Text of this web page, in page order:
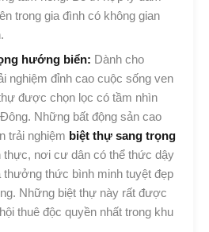
trong gia đình có không gian
hướng biển: Dành cho
nghiệm đỉnh cao cuộc sống ven
được chọn lọc có tầm nhìn
Những bất động sản cao
trải nghiệm biệt thự sang trọng
thực, nơi cư dân có thể thức dậy
thưởng thức bình minh tuyệt đẹp
Những biệt thự này rất được
thuê độc quyền nhất trong khu